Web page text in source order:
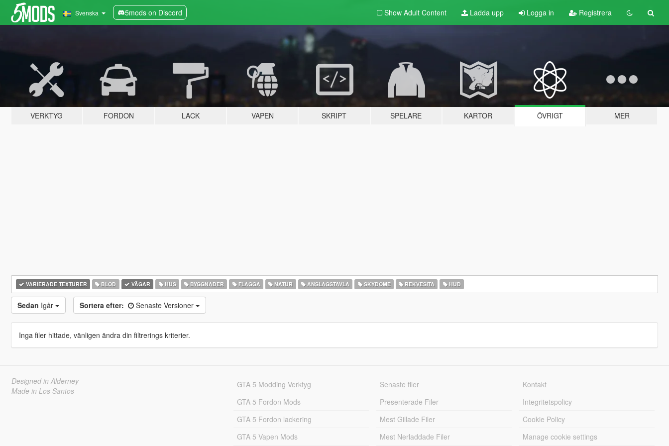
Svenska 5mods on Discord Show Adult Content Ladda upp Logga in Registrera
VERKTYG FORDON LACK VAPEN SKRIPT SPELARE KARTOR ÖVRIGT MER
VARIERADE TEXTURER BLOD VÄGAR HUS BYGGNADER FLAGGA NATUR ANSLAGSTAVLA SKYDOME REKVESITA HUD
Sedan Igår Sortera efter: Senaste Versioner
Inga filer hittade, vänligen ändra din filtrerings kriterier.
Designed in Alderney
Made in Los Santos
GTA 5 Modding Verktyg
GTA 5 Fordon Mods
GTA 5 Fordon lackering
GTA 5 Vapen Mods
Senaste filer
Presenterade Filer
Mest Gillade Filer
Mest Nerladdade Filer
Kontakt
Integritetspolicy
Cookie Policy
Manage cookie settings